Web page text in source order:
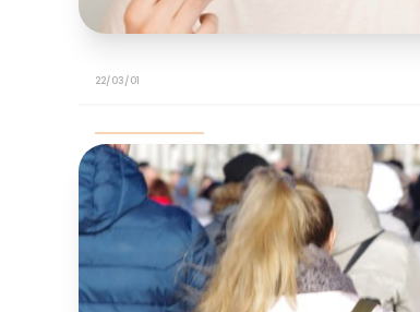
22/03/01